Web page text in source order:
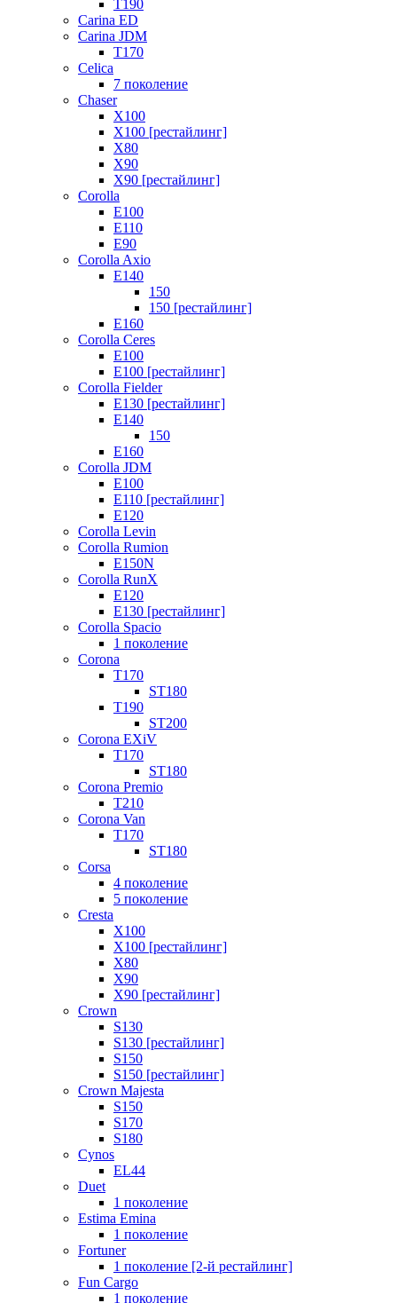
T190
Carina ED
Carina JDM
T170
Celica
7 поколение
Chaser
X100
X100 [рестайлинг]
X80
X90
X90 [рестайлинг]
Corolla
E100
E110
E90
Corolla Axio
E140
150
150 [рестайлинг]
E160
Corolla Ceres
E100
E100 [рестайлинг]
Corolla Fielder
E130 [рестайлинг]
E140
150
E160
Corolla JDM
E100
E110 [рестайлинг]
E120
Corolla Levin
Corolla Rumion
E150N
Corolla RunX
E120
E130 [рестайлинг]
Corolla Spacio
1 поколение
Corona
T170
ST180
T190
ST200
Corona EXiV
T170
ST180
Corona Premio
T210
Corona Van
T170
ST180
Corsa
4 поколение
5 поколение
Cresta
X100
X100 [рестайлинг]
X80
X90
X90 [рестайлинг]
Crown
S130
S130 [рестайлинг]
S150
S150 [рестайлинг]
Crown Majesta
S150
S170
S180
Cynos
EL44
Duet
1 поколение
Estima Emina
1 поколение
Fortuner
1 поколение [2-й рестайлинг]
Fun Cargo
1 поколение